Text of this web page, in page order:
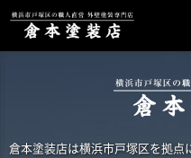
倉本塗装店は横浜市戸塚区を拠